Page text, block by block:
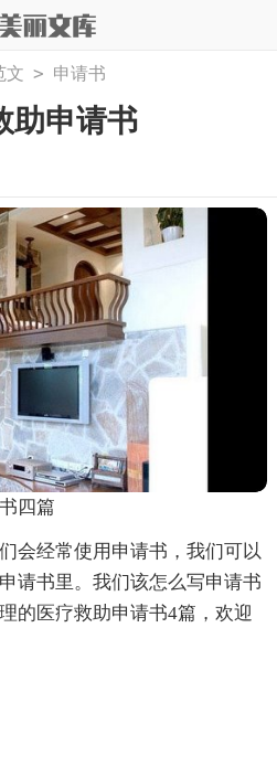
文 > 申请书
助申请书
四篇
会经常使用申请书，我们可以
请书里。我们该怎么写申请书
的医疗救助申请书4篇，欢迎